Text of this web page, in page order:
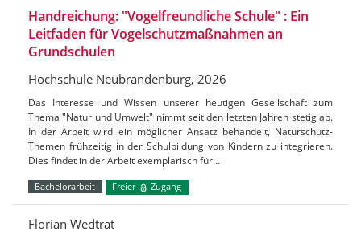
Handreichung: "Vogelfreundliche Schule" : Ein
Leitfaden für Vogelschutzmaßnahmen an
Grundschulen
Hochschule Neubrandenburg, 2026
Das Interesse und Wissen unserer heutigen Gesellschaft zum
Thema "Natur und Umwelt" nimmt seit den letzten Jahren stetig ab.
In der Arbeit wird ein möglicher Ansatz behandelt, Naturschutz-
Themen frühzeitig in der Schulbildung von Kindern zu integrieren.
Dies findet in der Arbeit exemplarisch für…
Bachelorarbeit Freier Zugang
Florian Wedtrat